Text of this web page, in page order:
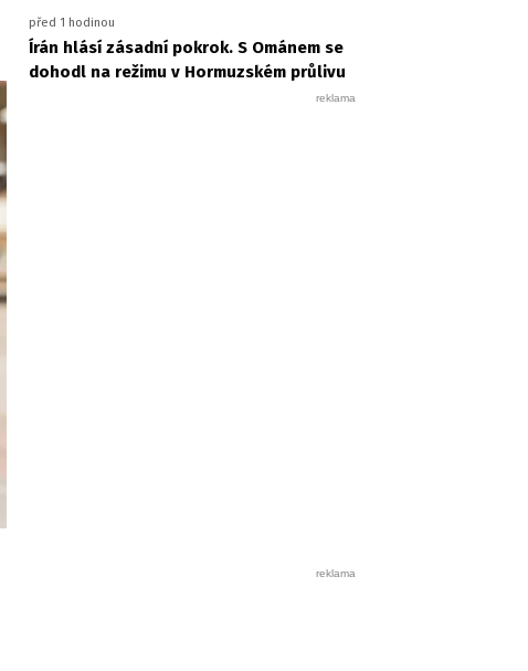
před 1 hodinou
Írán hlásí zásadní pokrok. S Ománem se
dohodl na režimu v Hormuzském průlivu